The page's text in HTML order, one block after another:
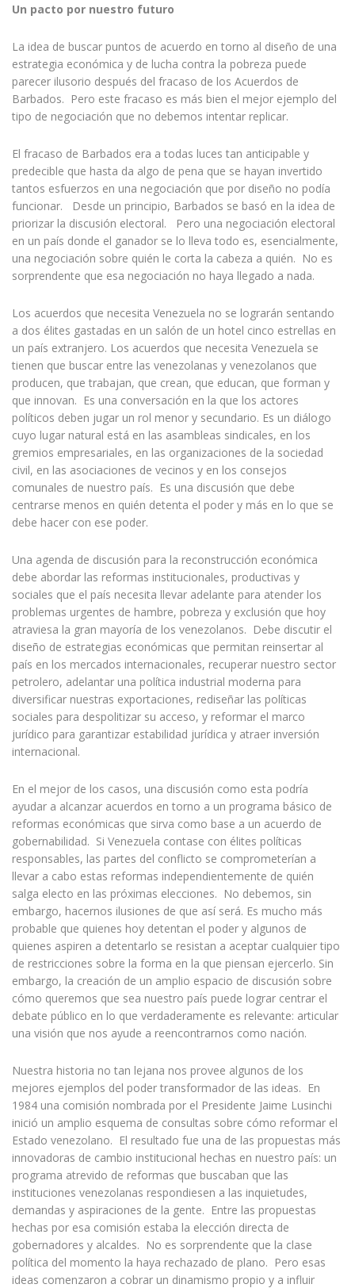
Un pacto por nuestro futuro
La idea de buscar puntos de acuerdo en torno al diseño de una
estrategia económica y de lucha contra la pobreza puede
parecer ilusorio después del fracaso de los Acuerdos de
Barbados. Pero este fracaso es más bien el mejor ejemplo del
tipo de negociación que no debemos intentar replicar.
El fracaso de Barbados era a todas luces tan anticipable y
predecible que hasta da algo de pena que se hayan invertido
tantos esfuerzos en una negociación que por diseño no podía
funcionar. Desde un principio, Barbados se basó en la idea de
priorizar la discusión electoral. Pero una negociación electoral
en un país donde el ganador se lo lleva todo es, esencialmente,
una negociación sobre quién le corta la cabeza a quién. No es
sorprendente que esa negociación no haya llegado a nada.
Los acuerdos que necesita Venezuela no se lograrán sentando
a dos élites gastadas en un salón de un hotel cinco estrellas en
un país extranjero. Los acuerdos que necesita Venezuela se
tienen que buscar entre las venezolanas y venezolanos que
producen, que trabajan, que crean, que educan, que forman y
que innovan. Es una conversación en la que los actores
políticos deben jugar un rol menor y secundario. Es un diálogo
cuyo lugar natural está en las asambleas sindicales, en los
gremios empresariales, en las organizaciones de la sociedad
civil, en las asociaciones de vecinos y en los consejos
comunales de nuestro país. Es una discusión que debe
centrarse menos en quién detenta el poder y más en lo que se
debe hacer con ese poder.
Una agenda de discusión para la reconstrucción económica
debe abordar las reformas institucionales, productivas y
sociales que el país necesita llevar adelante para atender los
problemas urgentes de hambre, pobreza y exclusión que hoy
atraviesa la gran mayoría de los venezolanos. Debe discutir el
diseño de estrategias económicas que permitan reinsertar al
país en los mercados internacionales, recuperar nuestro sector
petrolero, adelantar una política industrial moderna para
diversificar nuestras exportaciones, rediseñar las políticas
sociales para despolitizar su acceso, y reformar el marco
jurídico para garantizar estabilidad jurídica y atraer inversión
internacional.
En el mejor de los casos, una discusión como esta podría
ayudar a alcanzar acuerdos en torno a un programa básico de
reformas económicas que sirva como base a un acuerdo de
gobernabilidad. Si Venezuela contase con élites políticas
responsables, las partes del conflicto se comprometerían a
llevar a cabo estas reformas independientemente de quién
salga electo en las próximas elecciones. No debemos, sin
embargo, hacernos ilusiones de que así será. Es mucho más
probable que quienes hoy detentan el poder y algunos de
quienes aspiren a detentarlo se resistan a aceptar cualquier tipo
de restricciones sobre la forma en la que piensan ejercerlo. Sin
embargo, la creación de un amplio espacio de discusión sobre
cómo queremos que sea nuestro país puede lograr centrar el
debate público en lo que verdaderamente es relevante: articular
una visión que nos ayude a reencontrarnos como nación.
Nuestra historia no tan lejana nos provee algunos de los
mejores ejemplos del poder transformador de las ideas. En
1984 una comisión nombrada por el Presidente Jaime Lusinchi
inició un amplio esquema de consultas sobre cómo reformar el
Estado venezolano. El resultado fue una de las propuestas más
innovadoras de cambio institucional hechas en nuestro país: un
programa atrevido de reformas que buscaban que las
instituciones venezolanas respondiesen a las inquietudes,
demandas y aspiraciones de la gente. Entre las propuestas
hechas por esa comisión estaba la elección directa de
gobernadores y alcaldes. No es sorprendente que la clase
política del momento la haya rechazado de plano. Pero esas
ideas comenzaron a cobrar un dinamismo propio y a influir